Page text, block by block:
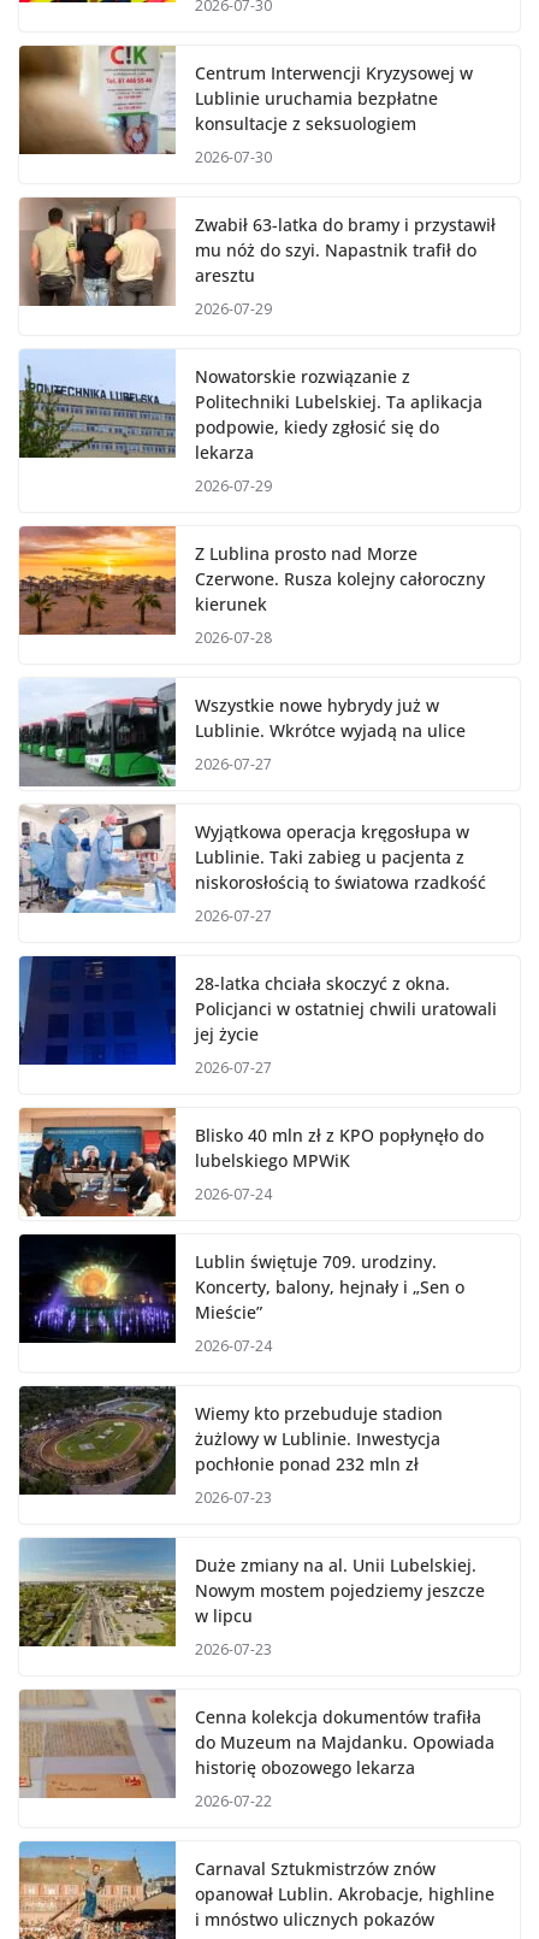
2026-07-30
Centrum Interwencji Kryzysowej w
Lublinie uruchamia bezpłatne
konsultacje z seksuologiem
2026-07-30
Zwabił 63-latka do bramy i przystawił
mu nóż do szyi. Napastnik trafił do
aresztu
2026-07-29
Nowatorskie rozwiązanie z
Politechniki Lubelskiej. Ta aplikacja
podpowie, kiedy zgłosić się do
lekarza
2026-07-29
Z Lublina prosto nad Morze
Czerwone. Rusza kolejny całoroczny
kierunek
2026-07-28
Wszystkie nowe hybrydy już w
Lublinie. Wkrótce wyjadą na ulice
2026-07-27
Wyjątkowa operacja kręgosłupa w
Lublinie. Taki zabieg u pacjenta z
niskorosłością to światowa rzadkość
2026-07-27
28-latka chciała skoczyć z okna.
Policjanci w ostatniej chwili uratowali
jej życie
2026-07-27
Blisko 40 mln zł z KPO popłynęło do
lubelskiego MPWiK
2026-07-24
Lublin świętuje 709. urodziny.
Koncerty, balony, hejnały i „Sen o
Mieście”
2026-07-24
Wiemy kto przebuduje stadion
żużlowy w Lublinie. Inwestycja
pochłonie ponad 232 mln zł
2026-07-23
Duże zmiany na al. Unii Lubelskiej.
Nowym mostem pojedziemy jeszcze
w lipcu
2026-07-23
Cenna kolekcja dokumentów trafiła
do Muzeum na Majdanku. Opowiada
historię obozowego lekarza
2026-07-22
Carnaval Sztukmistrzów znów
opanował Lublin. Akrobacje, highline
i mnóstwo ulicznych pokazów